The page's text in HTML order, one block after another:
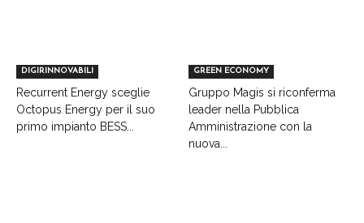
DIGIRINNOVABILI
Recurrent Energy sceglie
Octopus Energy per il suo
primo impianto BESS...
GREEN ECONOMY
Gruppo Magis si riconferma
leader nella Pubblica
Amministrazione con la
nuova...